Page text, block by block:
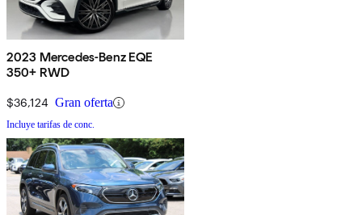
2023 Mercedes-Benz EQE
350+ RWD
$36,124 Gran oferta
Incluye tarifas de conc.